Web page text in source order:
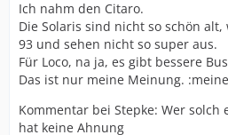
Ich nahm den Citaro.
Die Solaris sind nicht so schön alt,
93 und sehen nicht so super aus.
Für Loco, na ja, es gibt bessere
Das ist nur meine Meinung.
Kommentar bei Stepke: Wer
hat keine Ahnung